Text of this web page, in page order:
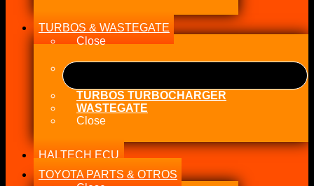
TURBOS & WASTEGATE
Close
TURBOS TURBOCHARGER
WASTEGATE
Close
HALTECH ECU
TOYOTA PARTS & OTROS